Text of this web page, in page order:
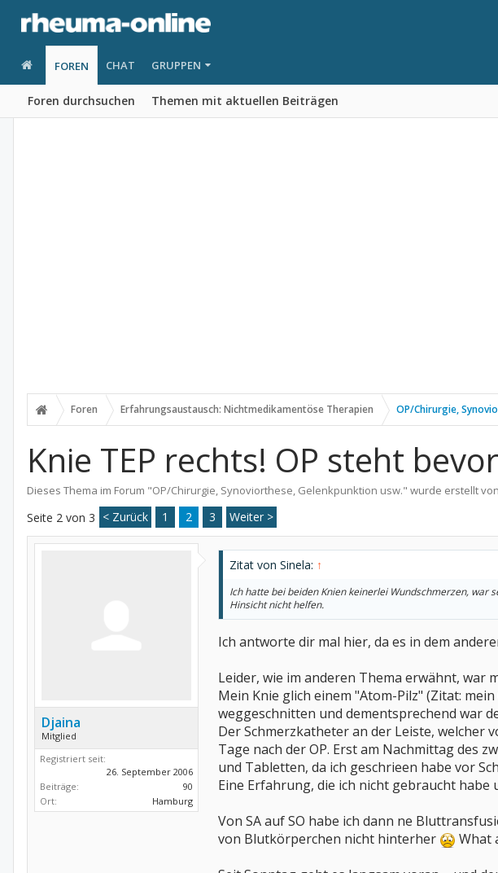
FOREN
Foren durchsuchen Themen mit aktuellen Beiträgen
CHAT GRUPPEN
Foren Erfahrungsaustausch: Nichtmedikamentöse Therapien OP/Chirurgie,
Knie TEP rechts! OP steht
Dieses Thema im Forum "OP/Chirurgie, Synoviorthese, Gelenkpunktion usw." wurde erstellt von
Seite 2 von 3 < Zurück 1 2 3 Weiter >
Djaina
Mitglied
Registriert seit:
26. September 2006
Beiträge:
90
Ort:
Hamburg
Zitat von Sinela: ↑
Ich hatte bei beiden Knien keinerlei Wundschmerzen,
Hinsicht nicht helfen.
Ich antworte dir mal hier, da es in dem
Leider, wie im anderen Thema erwähnt, war
Mein Knie glich einem "Atom-Pilz" (Zitat:
weggeschnitten und dementsprechend war
Der Schmerzkatheter an der Leiste, welcher
Tage nach der OP. Erst am Nachmittag des
und Tabletten, da ich geschrieen habe vor
Eine Erfahrung, die ich nicht gebraucht habe
Von SA auf SO habe ich dann ne
von Blutkörperchen nicht hinterher
What